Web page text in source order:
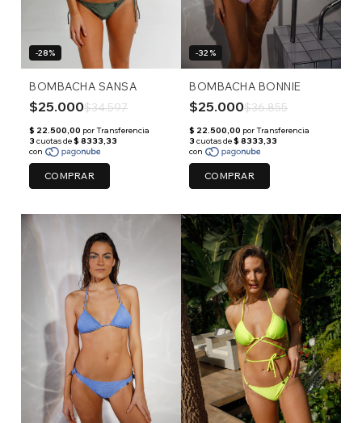
-28%
BOMBACHA SANSA
$25.000$34.597
COMPRAR
-32%
BOMBACHA BONNIE
$25.000$36.855
COMPRAR